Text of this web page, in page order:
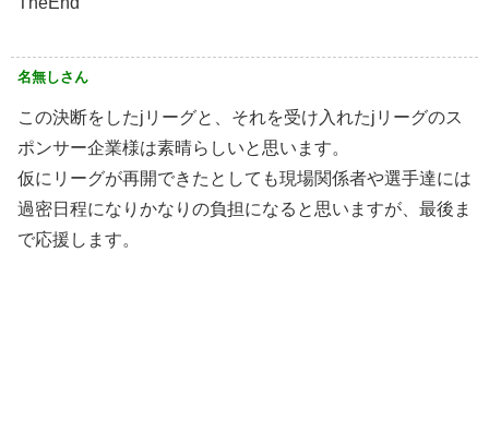
名無しさん
この決断をしたjリーグと、それを受け入れたjリーグのス
ポンサー企業様は素晴らしいと思います。
仮にリーグが再開できたとしても現場関係者や選手達には
過密日程になりかなりの負担になると思いますが、最後ま
で応援します。